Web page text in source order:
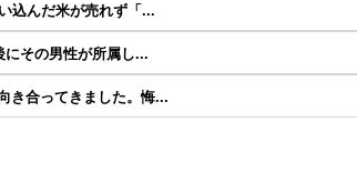
込んだ米が売れず「...
にその男性が所属し...
き合ってきました。悔...